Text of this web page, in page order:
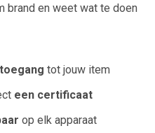
brand en weet wat te doen
tot jouw item
een certificaat
op elk apparaat